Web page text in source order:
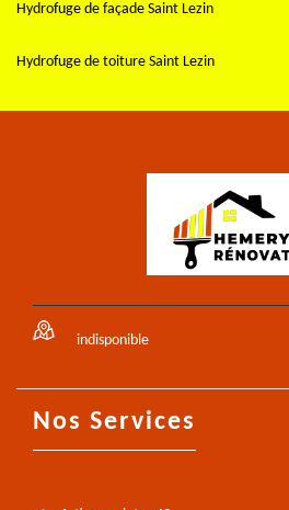
Hydrofuge de façade Saint Lezin
Hydrofuge de toiture Saint Lezin
indisponible
Nos Services